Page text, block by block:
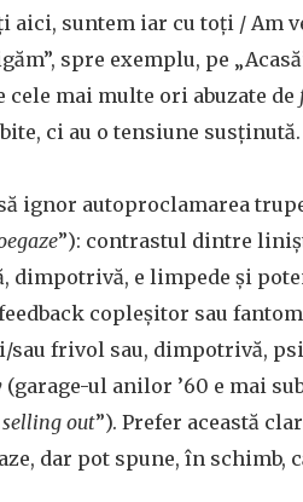
suntem iar cu toți / Am
spre exemplu, pe
mai multe ori abuzate de
ci au o tensiune susținută.
ignor autoproclamarea
”): contrastul dintre
dimpotrivă, e limpede și
copleșitor sau
sau frivol sau, dimpotrivă,
(garage-ul anilor ’60 e mai
selling out”). Prefer această
dar pot spune, în schimb,